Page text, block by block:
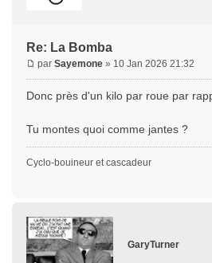
Re: La Bomba
par Sayemone » 10 Jan 2026 21:32
Donc près d'un kilo par roue par
Tu montes quoi comme jantes ?
Cyclo-bouineur et cascadeur
GaryTurner